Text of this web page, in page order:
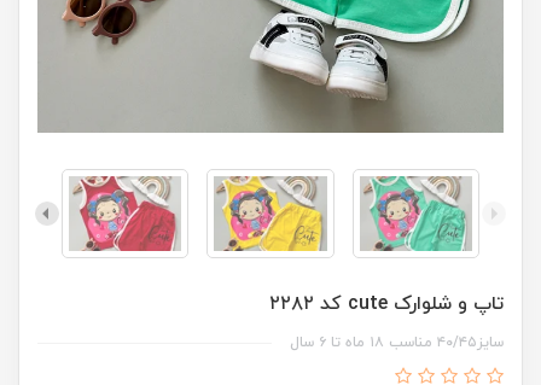
تاپ و شلوارک cute کد ۲۲۸۲
سایز۴۰/۴۵ مناسب ۱۸ ماه تا ۶ سال